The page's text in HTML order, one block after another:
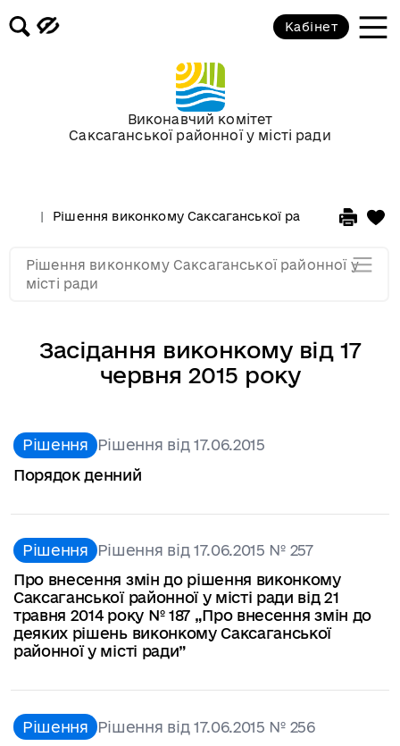
Виконавчий комітет
Саксаганської районної у місті ради
Кабінет
Рішення виконкому Саксаганської районної у місті
Засідання виконкому від 17
червня 2015 року
Рішення Рішення від 17.06.2015
Порядок денний
Рішення Рішення від 17.06.2015 № 257
Про внесення змін до рішення виконкому
Саксаганської районної у місті ради від 21
травня 2014 року № 187 „Про внесення змін до
деяких рішень виконкому Саксаганської
районної у місті ради”
Рішення Рішення від 17.06.2015 № 256
Рішення виконкому Саксаганської районної у
місті ради
Засідання за 2014 рік
Засідання за 2013 рік
Засідання за 2011
Засідання за 2010